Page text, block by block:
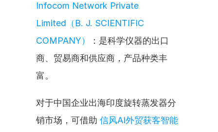
Infocom Network Private
Limited（B. J. SCIENTIFIC
COMPANY）
：是科学仪器的出口
商、贸易商和供应商，产品种类丰
富。
对于中国企业出海印度旋转蒸发器分
销市场，可借助 信风AI外贸获客智能